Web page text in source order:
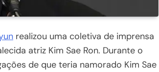
realizou uma coletiva de imprensa
atriz Kim Sae Ron. Durante o
de que teria namorado Kim Sae